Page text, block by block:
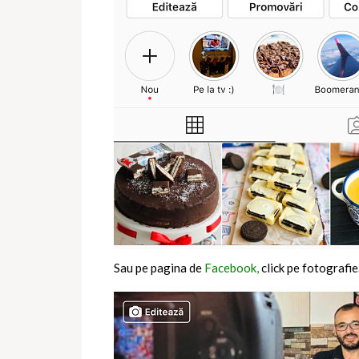
Sau pe pagina de Facebook,click pe